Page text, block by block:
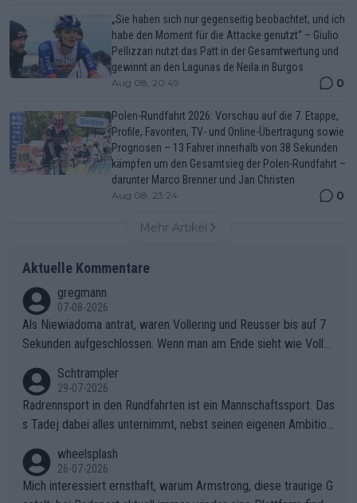
„Sie haben sich nur gegenseitig beobachtet, und ich
habe den Moment für die Attacke genutzt“ – Giulio
Pellizzari nutzt das Patt in der Gesamtwertung und
gewinnt an den Lagunas de Neila in Burgos
Aug 08, 20:49 0
Polen-Rundfahrt 2026: Vorschau auf die 7. Etappe,
Profile, Favoriten, TV- und Online-Übertragung sowie
Prognosen – 13 Fahrer innerhalb von 38 Sekunden
kämpfen um den Gesamtsieg der Polen-Rundfahrt –
darunter Marco Brenner und Jan Christen
Aug 08, 23:24 0
Mehr Artikel
Aktuelle Kommentare
gregmann
07-08-2026
Als Niewiadoma antrat, waren Vollering und Reusser bis auf 7
Sekunden aufgeschlossen. Wenn man am Ende sieht wie Voller
ering die 7 Sekunden zu Niewiadoma nicht geschlossen hat un
d den Abstand hat anwachsen lassen. Ein schwerer taktischer
Fehler, der den Tour Sieg kosten wird.Diese Beobachtung trifft
Zögerlichkeit von Demi Vollering in diesem Moment war das e
ntscheidende Puzzleteil, das Katarzyna Niewiadoma die Tür z
um Gelben Trikot geöffnet hat.Das taktische Dilemma am Mon
Schtrampler
29-07-2026
Radrennsport in den Rundfahrten ist ein Mannschaftssport. Das
s Tadej dabei alles unternimmt, nebst seinen eigenen Ambition
ganze Team auch mental stark zu machen und konkret am Erf
olg teilzuhaben, ist ihm ganz hoch anzurechnen. Das ist ein Zei
wheelsplash
26-07-2026
Mich interessiert ernsthaft, warum Armstrong, diese traurige G